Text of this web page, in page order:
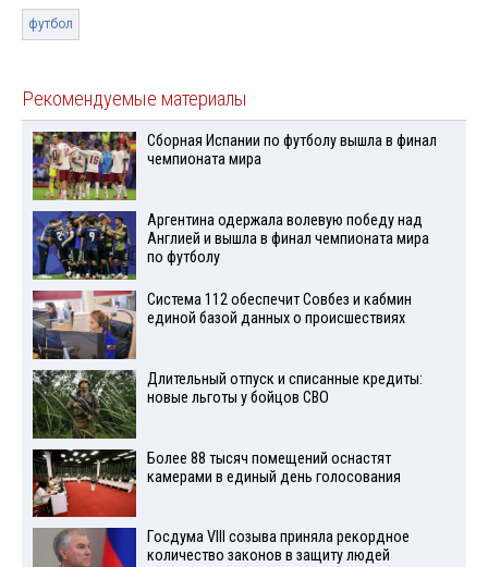
футбол
Рекомендуемые материалы
Сборная Испании по футболу вышла в финал
чемпионата мира
Аргентина одержала волевую победу над
Англией и вышла в финал чемпионата мира
по футболу
Система 112 обеспечит Совбез и кабмин
единой базой данных о происшествиях
Длительный отпуск и списанные кредиты:
новые льготы у бойцов СВО
Более 88 тысяч помещений оснастят
камерами в единый день голосования
Госдума VIII созыва приняла рекордное
количество законов в защиту людей